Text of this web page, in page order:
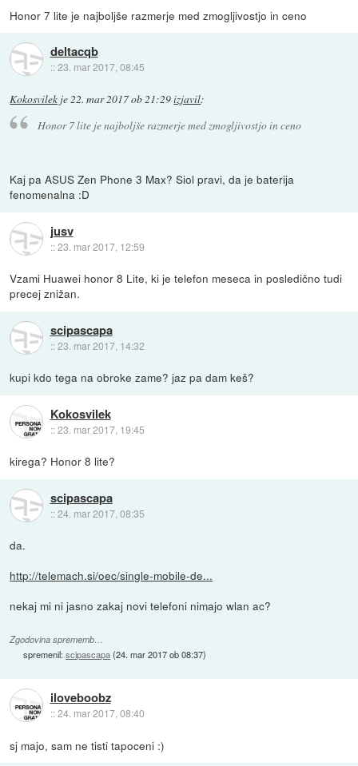
Honor 7 lite je najboljše razmerje med zmogljivostjo in ceno
deltacqb
::23. mar 2017, 08:45
Kokosvilek je22. mar 2017 ob 21:29izjavil:
Honor 7 lite je najboljše razmerje med zmogljivostjo in ceno
Kaj pa ASUS Zen Phone 3 Max? Siol pravi, da je baterija
fenomenalna :D
jusv
::23. mar 2017, 12:59
Vzami Huawei honor 8 Lite, ki je telefon meseca in posledično tudi
precej znižan.
scipascapa
::23. mar 2017, 14:32
kupi kdo tega na obroke zame? jaz pa dam keš?
Kokosvilek
::23. mar 2017, 19:45
kirega? Honor 8 lite?
scipascapa
::24. mar 2017, 08:35
da.
http://telemach.si/oec/single-mobile-de...
nekaj mi ni jasno zakaj novi telefoni nimajo wlan ac?
Zgodovina sprememb…
spremenil:scipascapa(24. mar 2017 ob 08:37)
iloveboobz
::24. mar 2017, 08:40
sj majo, sam ne tisti tapoceni :)